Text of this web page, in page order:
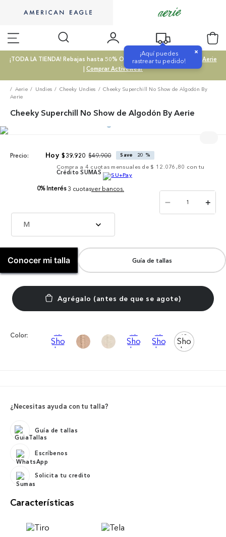
¡Aquí puedes
rastrear tu pedido!
×
¡TODA LA TIENDA! Rebajas hasta 50% OFF |Comprar SALE|Comprar Aerie
| Comprar Activewear
Aerie Undies Cheeky Undies
Cheeky Superchill No Show de Algodón By
Aerie
Cheeky Superchill No Show de Algodón By Aerie
Precio: $39.920 $49.900 Save 20 %
Compra a 4 cuotas mensuales de $ 12.076,80 con tu
Crédito SUMAS
0% Interés 3 cuotasver bancos.
M
＋
－
Conocer mi talla Guía de tallas
Color:
¿Necesitas ayuda con tu talla?
Guía de tallas
Escríbenos
Solicita tu credito
Características